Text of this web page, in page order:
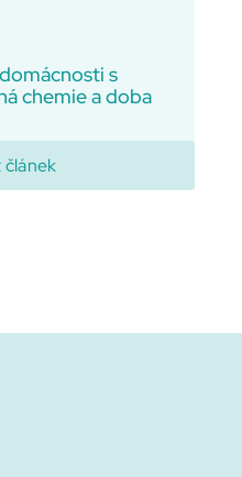
s
chemie a doba
článek